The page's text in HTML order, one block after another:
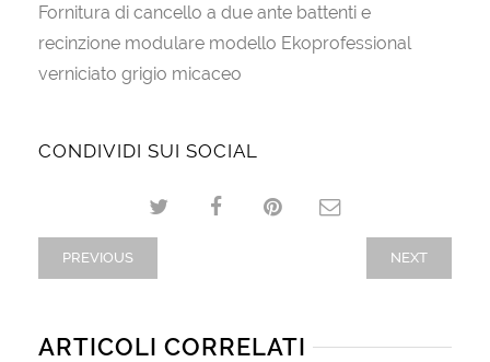
Fornitura di cancello a due ante battenti e
recinzione modulare modello Ekoprofessional
verniciato grigio micaceo
CONDIVIDI SUI SOCIAL
PREVIOUS NEXT
ARTICOLI CORRELATI